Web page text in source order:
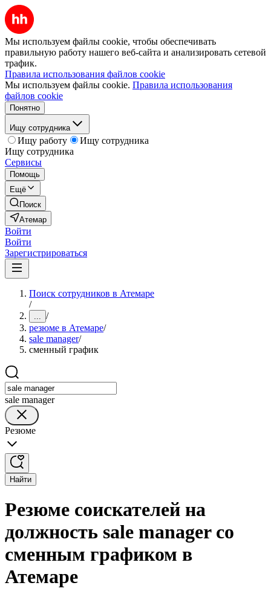
Мы используем файлы cookie, чтобы обеспечивать
правильную работу нашего веб-сайта и анализировать сетевой
трафик.
Правила использования файлов cookie
Мы используем файлы cookie. Правила использования
файлов cookie
Понятно
Ищу сотрудника
Ищу работу
Ищу сотрудника
Ищу сотрудника
Сервисы
Помощь
Ещё
Поиск
Атемар
Войти
Войти
Зарегистрироваться
Поиск сотрудников в Атемаре
/
... /
резюме в Атемаре/
sale manager/
сменный график
sale manager
Резюме
Найти
Резюме соискателей на
должность sale manager со
сменным графиком в
Атемаре